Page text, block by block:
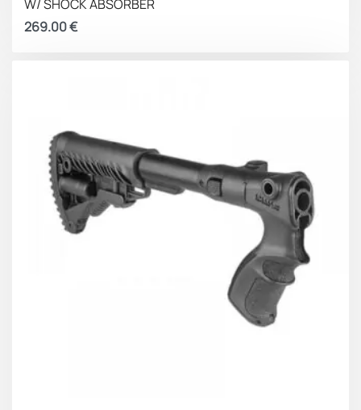
W/ SHOCK ABSORBER
269.00€